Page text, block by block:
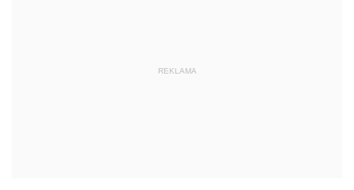
REKLAMA